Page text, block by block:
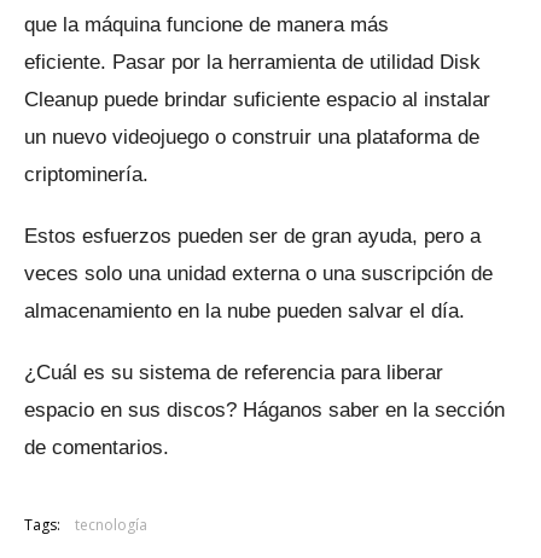
que la máquina funcione de manera más
eficiente. Pasar por la herramienta de utilidad Disk
Cleanup puede brindar suficiente espacio al instalar
un nuevo videojuego o construir una plataforma de
criptominería.
Estos esfuerzos pueden ser de gran ayuda, pero a
veces solo una unidad externa o una suscripción de
almacenamiento en la nube pueden salvar el día.
¿Cuál es su sistema de referencia para liberar
espacio en sus discos? Háganos saber en la sección
de comentarios.
Tags: tecnología